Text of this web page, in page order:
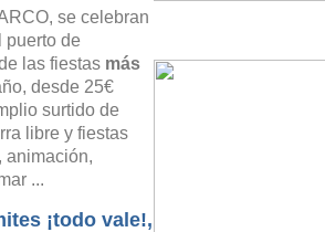
se celebran
puerto de
las fiestas más
desde 25€
surtido de
libre y fiestas
animación,
...
¡todo vale!,